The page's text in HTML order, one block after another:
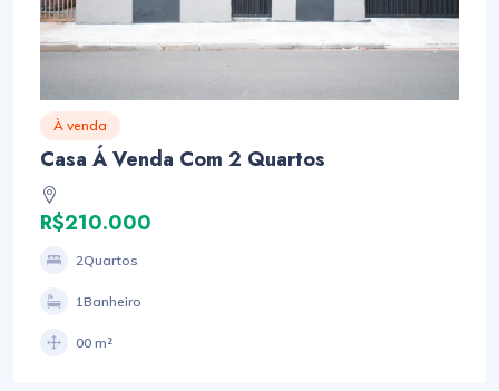
À venda
Casa Á Venda Com 2 Quartos
R$210.000
2Quartos
1Banheiro
00 m²